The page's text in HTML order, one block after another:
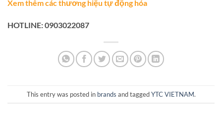
Xem thêm các thương hiệu tự động hóa
HOTLINE: 0903022087
This entry was posted in brands and taggedYTC VIETNAM.